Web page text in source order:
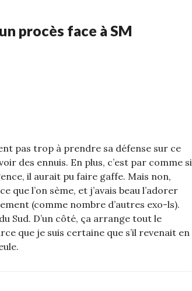
procès face à SM
pas trop à prendre sa défense sur ce
des ennuis. En plus, c’est par comme si
il aurait pu faire gaffe. Mais non,
l’on sème, et j’avais beau l’adorer
(comme nombre d’autres exo-ls).
Sud. D’un côté, ça arrange tout le
que je suis certaine que s’il revenait en